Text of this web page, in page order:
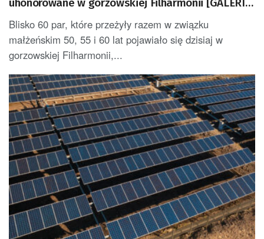
ZDJĘĆ]
Blisko 60 par, które przeżyły razem w związku
małżeńskim 50, 55 i 60 lat pojawiało się dzisiaj w
gorzowskiej Filharmonii,...